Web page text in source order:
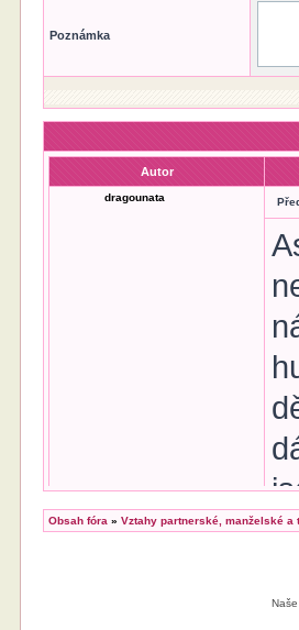
Poznámka
Autor
dragounata
Obsah fóra »Vztahy partnerské, manželské a